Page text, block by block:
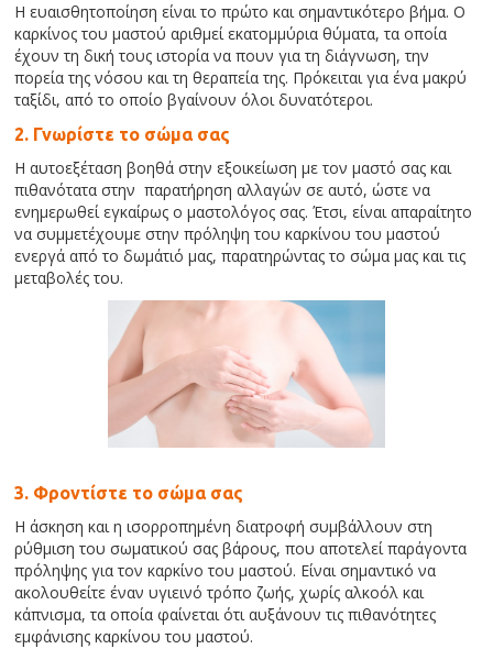
Η ευαισθητοποίηση είναι το πρώτο και σημαντικότερο βήμα. Ο
καρκίνος του μαστού αριθμεί εκατομμύρια θύματα, τα οποία
έχουν τη δική τους ιστορία να πουν για τη διάγνωση, την
πορεία της νόσου και τη θεραπεία της. Πρόκειται για ένα μακρύ
ταξίδι, από το οποίο βγαίνουν όλοι δυνατότεροι.
2. Γνωρίστε το σώμα σας
Η αυτοεξέταση βοηθά στην εξοικείωση με τον μαστό σας και
πιθανότατα στην παρατήρηση αλλαγών σε αυτό, ώστε να
ενημερωθεί εγκαίρως ο μαστολόγος σας. Έτσι, είναι απαραίτητο
να συμμετέχουμε στην πρόληψη του καρκίνου του μαστού
ενεργά από το δωμάτιό μας, παρατηρώντας το σώμα μας και τις
μεταβολές του.
3. Φροντίστε το σώμα σας
Η άσκηση και η ισορροπημένη διατροφή συμβάλλουν στη
ρύθμιση του σωματικού σας βάρους, που αποτελεί παράγοντα
πρόληψης για τον καρκίνο του μαστού. Είναι σημαντικό να
ακολουθείτε έναν υγιεινό τρόπο ζωής, χωρίς αλκοόλ και
κάπνισμα, τα οποία φαίνεται ότι αυξάνουν τις πιθανότητες
εμφάνισης καρκίνου του μαστού.